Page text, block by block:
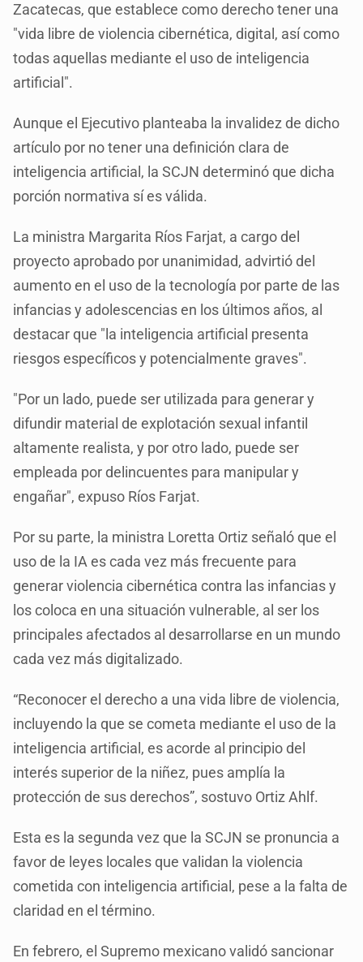
Zacatecas, que establece como derecho tener una
"vida libre de violencia cibernética, digital, así como
todas aquellas mediante el uso de inteligencia
artificial".
Aunque el Ejecutivo planteaba la invalidez de dicho
artículo por no tener una definición clara de
inteligencia artificial, la SCJN determinó que dicha
porción normativa sí es válida.
La ministra Margarita Ríos Farjat, a cargo del
proyecto aprobado por unanimidad, advirtió del
aumento en el uso de la tecnología por parte de las
infancias y adolescencias en los últimos años, al
destacar que "la inteligencia artificial presenta
riesgos específicos y potencialmente graves".
"Por un lado, puede ser utilizada para generar y
difundir material de explotación sexual infantil
altamente realista, y por otro lado, puede ser
empleada por delincuentes para manipular y
engañar", expuso Ríos Farjat.
Por su parte, la ministra Loretta Ortiz señaló que el
uso de la IA es cada vez más frecuente para
generar violencia cibernética contra las infancias y
los coloca en una situación vulnerable, al ser los
principales afectados al desarrollarse en un mundo
cada vez más digitalizado.
“Reconocer el derecho a una vida libre de violencia,
incluyendo la que se cometa mediante el uso de la
inteligencia artificial, es acorde al principio del
interés superior de la niñez, pues amplía la
protección de sus derechos”, sostuvo Ortiz Ahlf.
Esta es la segunda vez que la SCJN se pronuncia a
favor de leyes locales que validan la violencia
cometida con inteligencia artificial, pese a la falta de
claridad en el término.
En febrero, el Supremo mexicano validó sancionar